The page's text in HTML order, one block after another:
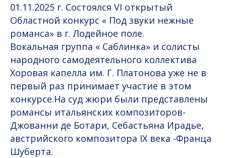
01.11.2025 г. Состоялся VI открытый
Областной конкурс « Под звуки нежные
романса» в г. Лодейное поле.
Вокальная группа « Саблинка» и солисты
народного самодеятельного коллектива
Хоровая капелла им. Г. Платонова уже не в
первый раз принимает участие в этом
конкурсе.На суд жюри были представлены
романсы итальянских композиторов-
Джованни де Ботари, Себастьяна Ирадье,
австрийского композитора IX века -Франца
Шуберта.